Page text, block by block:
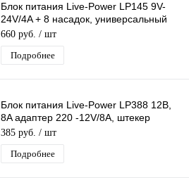
Блок питания Live-Power LP145 9V-
24V/4A + 8 насадок, универсальный
регулируемый 9V-24V/4A
660 руб. / шт
Подробнее
Блок питания Live-Power LP388 12В,
8A адаптер 220 -12V/8A, штекер
5.5*2,5 мм
385 руб. / шт
Подробнее